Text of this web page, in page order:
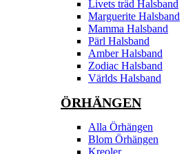
Livets träd Halsband
Marguerite Halsband
Mamma Halsband
Pärl Halsband
Amber Halsband
Zodiac Halsband
Världs Halsband
ÖRHÄNGEN
Alla Örhängen
Blom Örhängen
Kreoler